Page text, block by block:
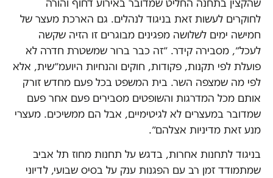
שהקצין בתחנה החליט שמדובר באירוע דחוף והורה
לחוקרים לעשות זאת בניגוד לנהלים. גם הארכת מעצר של
חמישה ימים לשלושה מפגינים מבוגרים זו הזיה שקשה
לעכל״, מסבירה קידר. ״זה כבר ברור שמשטרת חדרה לא
פועלת לפי תקנות, פקודות, חוקים והנחיות היועמ״שית, אלא
לפי מה שמצפה השר. בית המשפט בכל פעם מחדש זורק
אותם מכל המדרגות והשופטים מסבירים פעם אחר פעם
שמדובר במעצרים לא לגיטימיים, אבל הם ממשיכים. מעצרי
מנע זאת מדיניות אצלהם״.
בניגוד לתחנות אחרות, בדגש על תחנות מחוז תל אביב
שמתמודד זמן רב עם הפגנות ענק על בסיס שבועי, לדיוני